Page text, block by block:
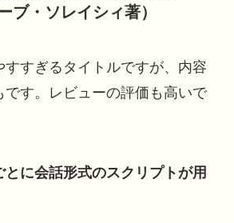
ブ・ソレイシィ著）
すすぎるタイトルですが、内容
です。レビューの評価も高いで
とに会話形式のスクリプトが用